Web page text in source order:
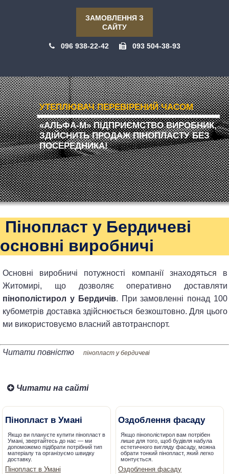
ЗАМОВЛЕННЯ З
САЙТУ
096 938-22-42 093 504-38-93
УТЕПЛЮВАЧ ПЕРЕВІРЕНИЙ ЧАСОМ
«АЛЬФА-М» ПІДПРИЄМСТВО ВИРОБНИК,
ЗДІЙСНИТЬ ПРОДАЖ ПІНОПЛАСТУ БЕЗ
ПОСЕРЕДНИКА!
Пінопласт у Бердичеві
основні виробничі
Основні виробничі потужності компанії знаходяться в
Житомирі, що дозволяє оперативно доставляти
пінополістирол у Бердичів. При замовленні понад 100
кубометрів доставка здійснюється безкоштовно. Для цього
ми використовуємо власний автотранспорт.
Читати повністю пінопласт у бердичеві
Читати на сайті
Пінопласт в Умані
Якщо ви плануєте купити пінопласт в
Умані, звертайтесь до нас — ми
допоможемо підібрати потрібний тип
матеріалу та організуємо швидку
доставку.
Пінопласт в Умані
Оздоблення фасаду
Якщо пінополістирол вам потрібен
лише для того, щоб будівля набула
естетичного вигляду фасаду, можна
обрати тонкий пінопласт, який легко
монтується.
Оздоблення фасаду